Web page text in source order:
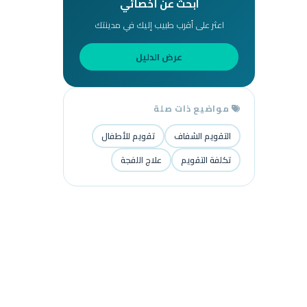
اعثر على أقرب طبيب إليك في مدينتك
عرض الدليل
مواضيع ذات صلة
التقويم الشفاف
تقويم للأطفال
تكلفة التقويم
علاج اللفجة